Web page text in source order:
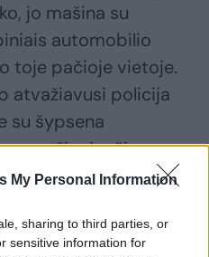
My Personal Information
sharing to third parties, or
sensitive information for
jo mašina su
automobilio
toje pačioje vietoje.
atvažiavusi policija
su šypsena
nuvažiuojančius…
įžūlus praeinančių